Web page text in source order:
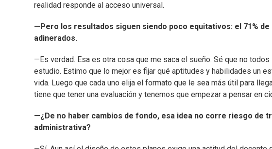
realidad responde al acceso universal.
—Pero los resultados siguen siendo poco equitativos: el 71%
adinerados.
—Es verdad. Esa es otra cosa que me saca el sueño. Sé que no
estudio. Estimo que lo mejor es fijar qué aptitudes y habilidades un
vida. Luego que cada uno elija el formato que le sea más útil para
tiene que tener una evaluación y tenemos que empezar a pensar en
—¿De no haber cambios de fondo, esa idea no corre riesgo de
administrativa?